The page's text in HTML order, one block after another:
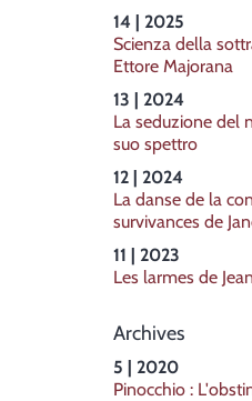
14 | 2025
Scienza della
Ettore Majorana
13 | 2024
La seduzione del
suo spettro
12 | 2024
La danse de la
survivances de
11 | 2023
Les larmes de
Archives
5 | 2020
Pinocchio :